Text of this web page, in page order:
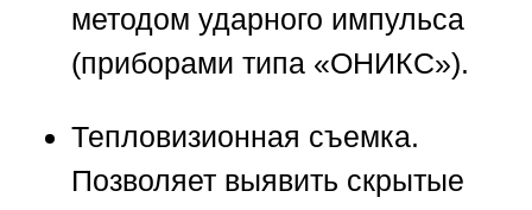
методом ударного импульса
(приборами типа «ОНИКС»).
Тепловизионная съемка.
Позволяет выявить скрытые